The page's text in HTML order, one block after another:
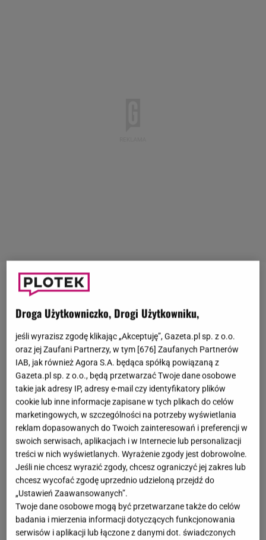
"Rolnicy. Podlasie"
antenieFokus TV . Przez kilka lat program
zgromadził wokół siebie sporą rzeszę fanów, którzy
z zaciekawieniem śledzą losy, a także dalsze
poczynania uczestników, którzy na co dzień zajmują
się prowadzeniem gospodarstw rolnych.Nie da się
ukryć, że jednymi z
najpopularniejszych bohaterów telewizyjnego show
są Andrzej i Gienek z Plutycz.Syn i ojciec tworzą
nietypowy duet, który potrafi rozbawić widzów aż do
łez. Mało tego, panowie tak się rozwinęli, że
występują już nie tylko w telewizji, ale działają
również w mediach społecznościowych. Prowadzą
dobrze prosperujący kanał naYouTubie, gdzie dzielą
się perypetiami. Jak zaczęła się ich przygoda ze
Droga Użytkowniczko, Drogi Użytkowniku,
jeśli wyrazisz zgodę klikając „Akceptuję”, Gazeta.pl sp. z o.o.
oraz jej Zaufani Partnerzy, w tym [676] Zaufanych Partnerów
IAB, jak również Agora S.A. będąca spółką powiązaną z
Gazeta.pl sp. z o.o., będą przetwarzać Twoje dane osobowe
takie jak adresy IP, adresy e-mail czy identyfikatory plików
cookie lub inne informacje zapisane w tych plikach do celów
marketingowych, w szczególności na potrzeby wyświetlania
reklam dopasowanych do Twoich zainteresowań i preferencji w
swoich serwisach, aplikacjach i w Internecie lub personalizacji
treści w nich wyświetlanych. Wyrażenie zgody jest dobrowolne.
Jeśli nie chcesz wyrazić zgody, chcesz ograniczyć jej zakres lub
chcesz wycofać zgodę uprzednio udzieloną przejdź do
„Ustawień Zaawansowanych”.
Twoje dane osobowe mogą być przetwarzane także do celów
badania i mierzenia informacji dotyczących funkcjonowania
serwisów i aplikacji lub łączone z danymi dot. świadczonych